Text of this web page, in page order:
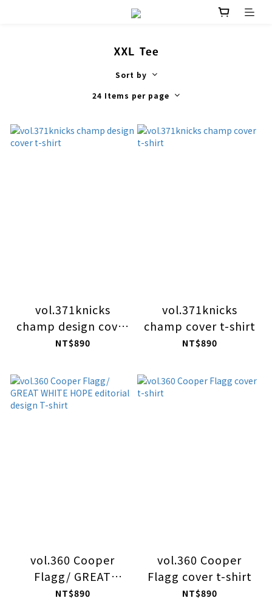
XXL Tee
Sort by
24 Items per page
vol.371knicks
champ design cover
t-shirt
NT$890
vol.371knicks
champ cover t-shirt
NT$890
vol.360 Cooper
Flagg/ GREAT
WHITE HOPE
NT$890
vol.360 Cooper
Flagg cover t-shirt
NT$890